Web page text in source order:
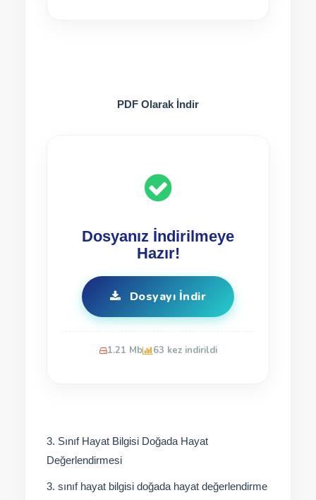
PDF Olarak İndir
Dosyanız İndirilmeye
Hazır!
Dosyayı İndir
1.21 Mb 63 kez indirildi
3. Sınıf Hayat Bilgisi Doğada Hayat
Değerlendirmesi
3. sınıf hayat bilgisi doğada hayat değerlendirme